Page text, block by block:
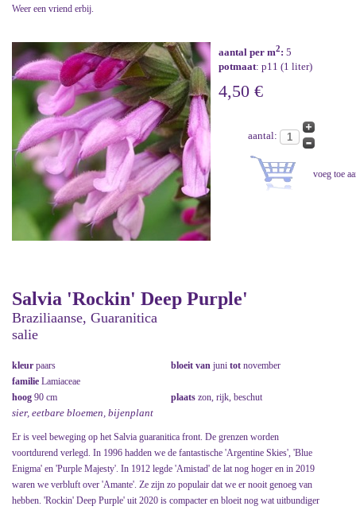
Weer een vriend erbij.
aantal per m2: 5
potmaat: p11 (1 liter)
4,50 €
aantal:
Salvia 'Rockin' Deep Purple'
Braziliaanse, Guaranitica
salie
kleur paars bloeit van juni tot november
familie Lamiaceae
hoog 90 cm plaats zon, rijk, beschut
sier, eetbare bloemen, bijenplant
Er is veel beweging op het Salvia guaranitica front. De grenzen worden
voortdurend verlegd. In 1996 hadden we de fantastische 'Argentine Skies', 'Blue
Enigma' en 'Purple Majesty'. In 1912 legde 'Amistad' de lat nog hoger en in 2019
waren we verbluft over 'Amante'. Ze zijn zo populair dat we er nooit genoeg van
hebben. 'Rockin' Deep Purple' uit 2020 is compacter en bloeit nog wat uitbundiger